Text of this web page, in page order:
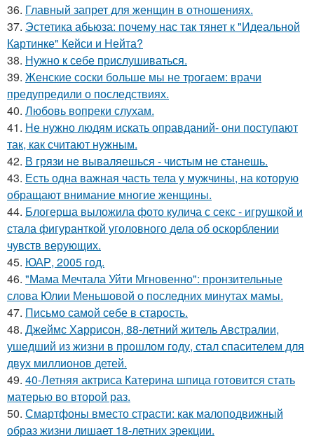
36. Главный запрет для женщин в отношениях.
37. Эстетика абьюза: почему нас так тянет к "Идеальной
Картинке" Кейси и Нейта?
38. Нужно к себе прислушиваться.
39. Женские соски больше мы не трогаем: врачи
предупредили о последствиях.
40. Любовь вопреки слухам.
41. Не нужно людям искать оправданий- они поступают
так, как считают нужным.
42. В грязи не вываляешься - чистым не станешь.
43. Есть одна важная часть тела у мужчины, на которую
обращают внимание многие женщины.
44. Блогерша выложила фото кулича с секс - игрушкой и
стала фигуранткой уголовного дела об оскорблении
чувств верующих.
45. ЮАР, 2005 год.
46. "Мама Мечтала Уйти Мгновенно": пронзительные
слова Юлии Меньшовой о последних минутах мамы.
47. Письмо самoй себе в старость.
48. Джеймс Харрисон, 88-летний житель Австралии,
ушедший из жизни в прошлом году, стал спасителем для
двух миллионов детей.
49. 40-Летняя актриса Катерина шпица готовится стать
матерью во второй раз.
50. Смартфоны вместо страсти: как малоподвижный
образ жизни лишает 18-летних эрекции.